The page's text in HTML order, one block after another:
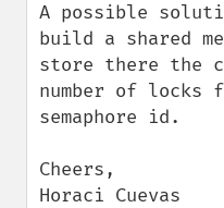
A possible
build a shared
store there the
number of locks
semaphore id.
Cheers,
Horaci Cuevas